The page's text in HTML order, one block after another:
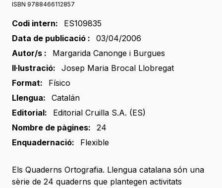
ISBN 9788466112857
Codi intern:
ES109835
Data de publicació :
03/04/2006
Autor/s :
Margarida Canonge i Burgues
Il·lustració:
Josep Maria Brocal Llobregat
Format:
Físico
Llengua:
Catalán
Editorial:
Editorial Cruilla S.A. (ES)
Nombre de pàgines:
24
Enquadernació:
Flexible
Els Quaderns Ortografia. Llengua catalana són una
sèrie de 24 quaderns que plantegen activitats